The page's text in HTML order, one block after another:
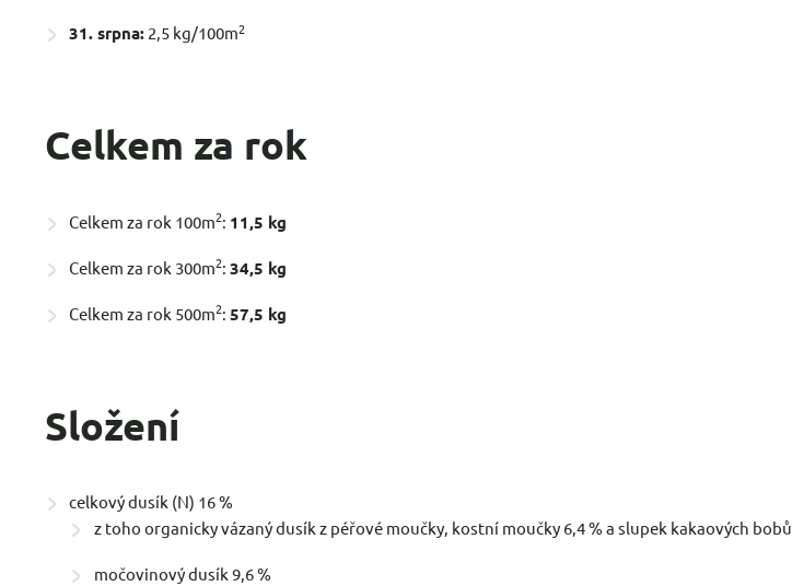
31. srpna: 2,5 kg/100m2
Celkem za rok
Celkem za rok 100m2: 11,5 kg
Celkem za rok 300m2: 34,5 kg
Celkem za rok 500m2: 57,5 kg
Složení
celkový dusík (N) 16 %
z toho organicky vázaný dusík z péřové moučky, kostní moučky 6,4 % a slupek kakaových bobů
močovinový dusík 9,6 %